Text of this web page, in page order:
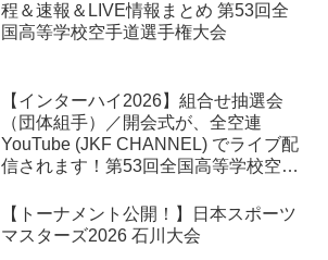
程＆速報＆LIVE情報まとめ 第53回全
国高等学校空手道選手権大会
【インターハイ2026】組合せ抽選会
（団体組手）／開会式が、全空連
YouTube (JKF CHANNEL) でライブ配
信されます！第53回全国高等学校空手
【トーナメント公開！】日本スポーツ
マスターズ2026 石川大会